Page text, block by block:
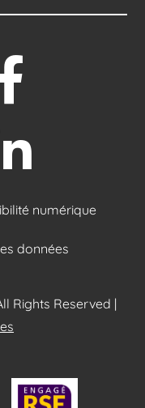
numérique
données
Rights Reserved |